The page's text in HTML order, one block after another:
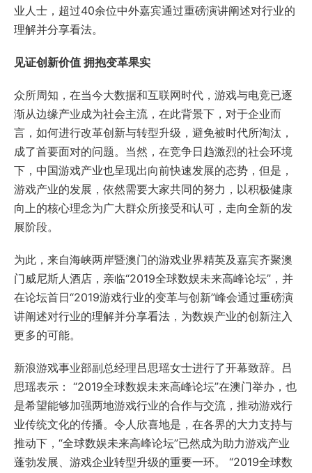
业人士，超过40余位中外嘉宾通过重磅演讲阐述对行业的
理解并分享看法。
见证创新价值 拥抱变革果实
众所周知，在当今大数据和互联网时代，游戏与电竞已逐
渐从边缘产业成为社会主流，在此背景下，对于企业而
言，如何进行改革创新与转型升级，避免被时代所淘汰，
成了首要面对的问题。当然，在竞争日趋激烈的社会环境
下，中国游戏产业也呈现出向前快速发展的态势，但是，
游戏产业的发展，依然需要大家共同的努力，以积极健康
向上的核心理念为广大群众所接受和认可，走向全新的发
展阶段。
为此，来自海峡两岸暨澳门的游戏业界精英及嘉宾齐聚澳
门威尼斯人酒店，亲临“2019全球数娱未来高峰论坛”，并
在论坛首日“2019游戏行业的变革与创新”峰会通过重磅演
讲阐述对行业的理解并分享看法，为数娱产业的创新注入
更多的可能。
新浪游戏事业部副总经理吕思瑶女士进行了开幕致辞。吕
思瑶表示： “2019全球数娱未来高峰论坛”在澳门举办，也
是希望能够加强两地游戏行业的合作与交流，推动游戏行
业传统文化的传播。令人欣喜地是，在各界的大力支持与
推动下，“全球数娱未来高峰论坛”已然成为助力游戏产业
蓬勃发展、游戏企业转型升级的重要一环。 “2019全球数